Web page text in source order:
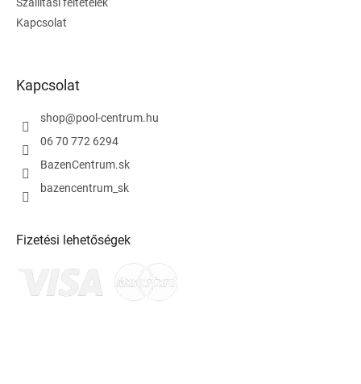
Szállítási feltételek
Kapcsolat
Kapcsolat
shop@pool-centrum.hu
06 70 772 6294
BazenCentrum.sk
bazencentrum_sk
Fizetési lehetőségek